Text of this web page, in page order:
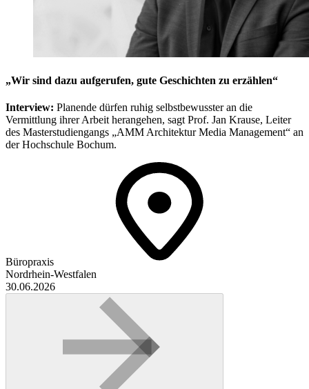
„Wir sind dazu aufgerufen, gute Geschichten zu erzählen“
Interview: Planende dürfen ruhig selbstbewusster an die
Vermittlung ihrer Arbeit herangehen, sagt Prof. Jan Krause, Leiter
des Masterstudiengangs „AMM Architektur Media Management“ an
der Hochschule Bochum.
Büropraxis
Nordrhein-Westfalen
30.06.2026